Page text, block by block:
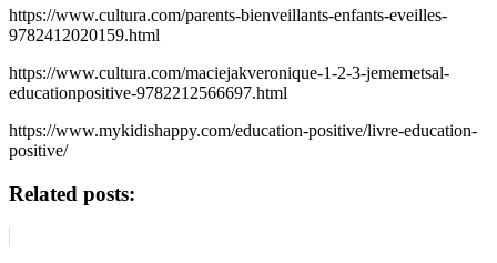
https://www.cultura.com/parents-bienveillants-enfants-eveilles-
9782412020159.html
https://www.cultura.com/maciejakveronique-1-2-3-jememetsal-
educationpositive-9782212566697.html
https://www.mykidishappy.com/education-positive/livre-education-
positive/
Related posts: